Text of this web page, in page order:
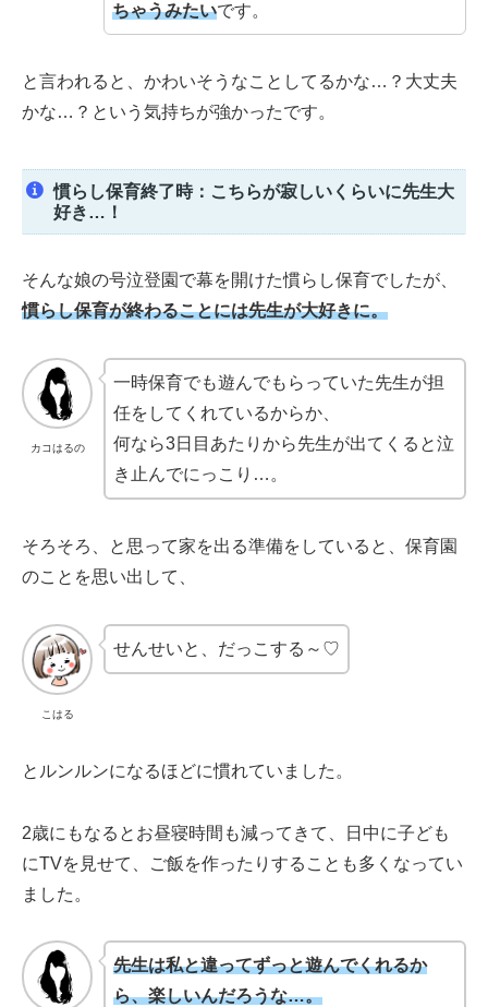
ちゃうみたいです。
と言われると、かわいそうなことしてるかな…？大丈夫
かな…？という気持ちが強かったです。
慣らし保育終了時：こちらが寂しいくらいに先生大
好き…！
そんな娘の号泣登園で幕を開けた慣らし保育でしたが、
慣らし保育が終わることには先生が大好きに。
カコはるの
一時保育でも遊んでもらっていた先生が担
任をしてくれているからか、
何なら3日目あたりから先生が出てくると泣
き止んでにっこり…。
そろそろ、と思って家を出る準備をしていると、保育園
のことを思い出して、
こはる
せんせいと、だっこする～♡
とルンルンになるほどに慣れていました。
2歳にもなるとお昼寝時間も減ってきて、日中に子ども
にTVを見せて、ご飯を作ったりすることも多くなってい
ました。
先生は私と違ってずっと遊んでくれるか
ら、楽しいんだろうな…。